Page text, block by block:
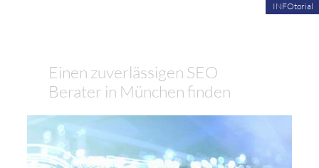
INFOtorial
Einen zuverlässigen SEO
Berater in München finden